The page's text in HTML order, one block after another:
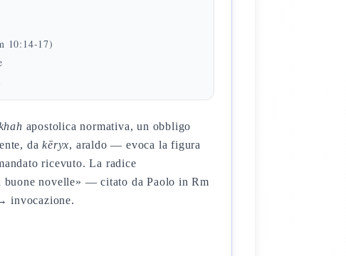
10:14-17)
apostolica normativa, un obbligo
dakēryx, araldo — evoca la figura
ricevuto. La radice
buone novelle» — citato da Paolo in Rm
invocazione.